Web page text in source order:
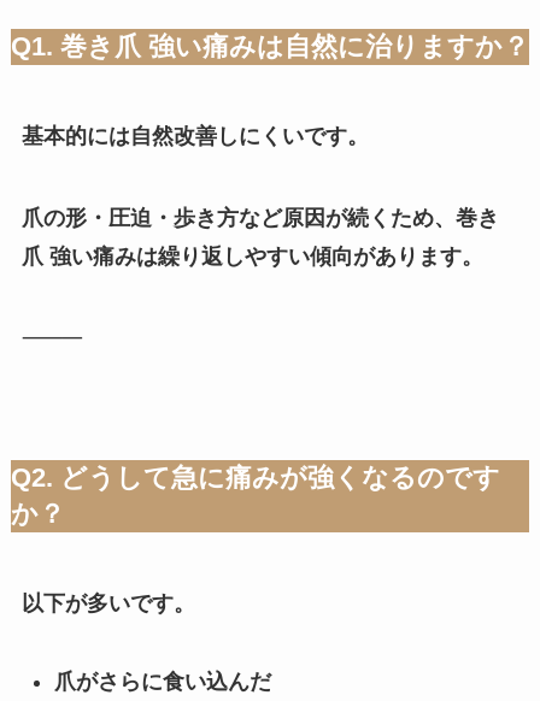
Q1. 巻き爪 強い痛みは自然に治りますか？
基本的には自然改善しにくいです。
爪の形・圧迫・歩き方など原因が続くため、巻き
爪 強い痛みは繰り返しやすい傾向があります。
⸻
Q2. どうして急に痛みが強くなるのです
か？
以下が多いです。
爪がさらに食い込んだ